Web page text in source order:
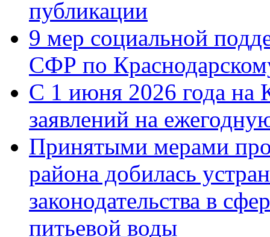
публикации
9 мер социальной
СФР по
С 1 июня 2026 года на
заявлений на
Принятыми мерами
района добилась
законодательства в
питьевой воды